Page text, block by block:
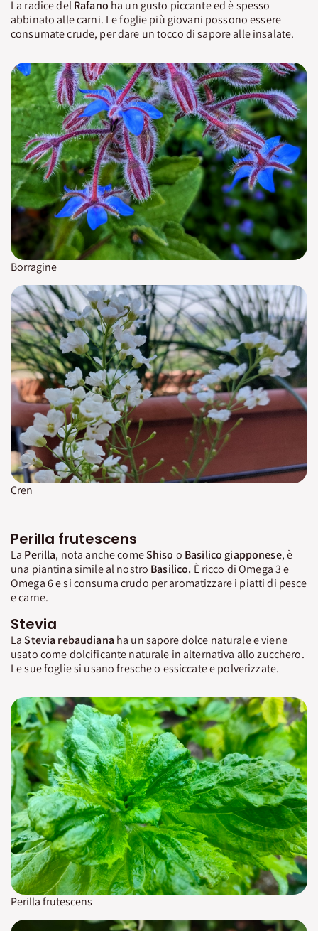
La radice delRafano ha un gusto piccante ed è spesso
abbinato alle carni. Le foglie più giovani possono essere
consumate crude, per dare un tocco di sapore alle insalate.
Borragine
Cren
Perilla frutescens
La Perilla, nota anche comeShiso o Basilico giapponese, è
una piantina simile al nostro Basilico. È ricco di Omega 3 e
Omega 6 e si consuma crudo per aromatizzare i piatti di pesce
e carne.
Stevia
LaStevia rebaudiana ha un sapore dolce naturale e viene
usato come dolcificante naturale in alternativa allo zucchero.
Le sue foglie si usano fresche o essiccate e polverizzate.
Perilla frutescens